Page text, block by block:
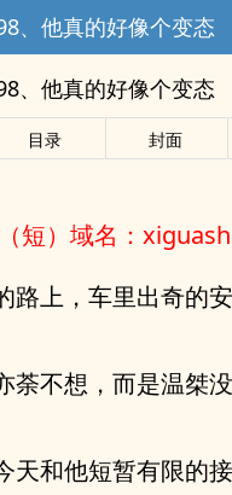
、他真的好像个变态
、他真的好像个变态
目录 封面
短）域名：
路上，车里出奇的安
荼不想，而是温桀没
天和他短暂有限的